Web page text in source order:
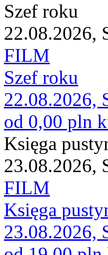
Szef roku
22.08.2026,
FILM
Szef roku
22.08.2026,
od 0,00 pln
Księga
23.08.2026,
FILM
Księga
23.08.2026,